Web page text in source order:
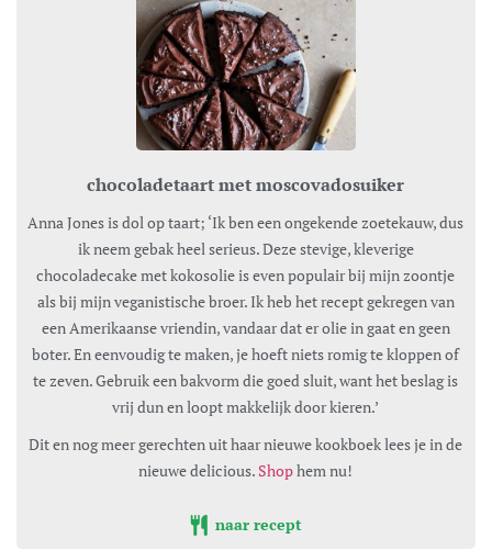
chocoladetaart met moscovadosuiker
Anna Jones is dol op taart; ‘Ik ben een ongekende zoetekauw, dus
ik neem gebak heel serieus. Deze stevige, kleverige
chocoladecake met kokosolie is even populair bij mijn zoontje
als bij mijn veganistische broer. Ik heb het recept gekregen van
een Amerikaanse vriendin, vandaar dat er olie in gaat en geen
boter. En eenvoudig te maken, je hoeft niets romig te kloppen of
te zeven. Gebruik een bakvorm die goed sluit, want het beslag is
vrij dun en loopt makkelijk door kieren.’
Dit en nog meer gerechten uit haar nieuwe kookboek lees je in de
nieuwe delicious. Shophem nu!
naar recept